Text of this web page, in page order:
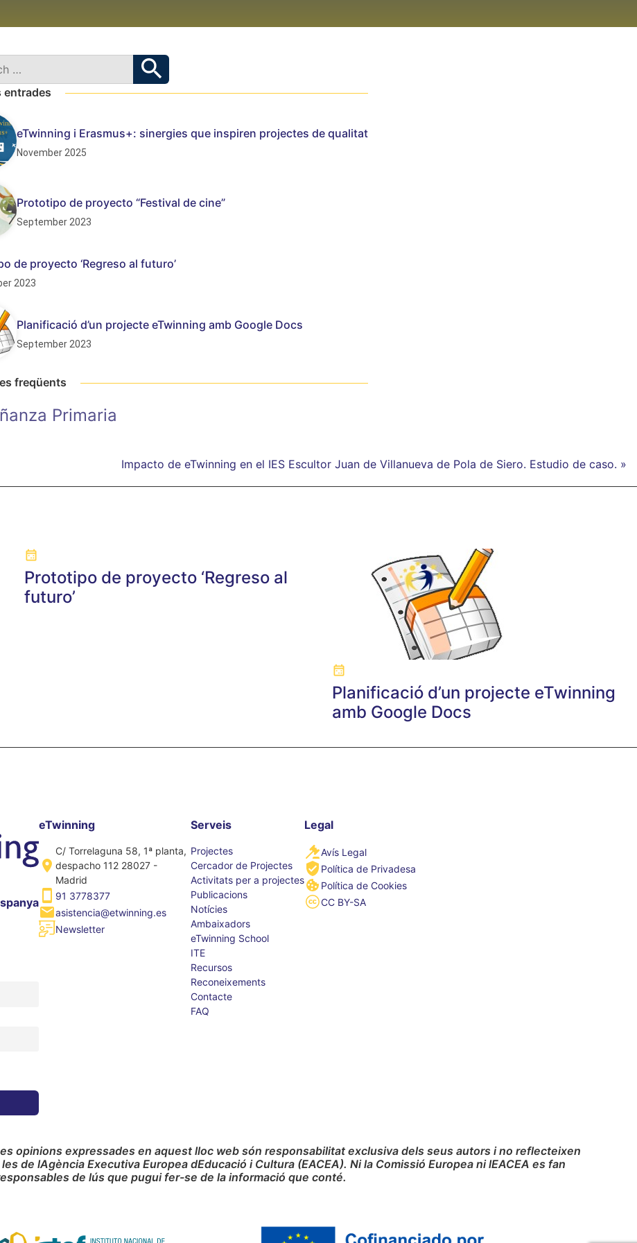
entrades
eTwinning i Erasmus+: sinergies que inspiren projectes de qualitat
November 2025
Prototipo de proyecto “Festival de cine”
September 2023
de proyecto ‘Regreso al futuro’
2023
Planificació d’un projecte eTwinning amb Google Docs
September 2023
freqüents
Primaria
Impacto de eTwinning en el IES Escultor Juan de Villanueva de Pola de Siero. Estudio de caso. »
Prototipo de proyecto ‘Regreso al
futuro’
Planificació d’un projecte eTwinning
amb Google Docs
eTwinning
C/ Torrelaguna 58, 1ª planta,
despacho 112 28027 -
Madrid
91 3778377
asistencia@etwinning.es
Newsletter
Serveis
Projectes
Cercador de Projectes
Activitats per a projectes
Publicacions
Notícies
Ambaixadors
eTwinning School
ITE
Recursos
Reconeixements
Contacte
FAQ
Legal
Avís Legal
Política de Privadesa
Política de Cookies
CC BY-SA
opinions expressades en aquest lloc web són responsabilitat exclusiva dels seus autors i no reflecteixen
de lAgència Executiva Europea dEducació i Cultura (EACEA). Ni la Comissió Europea ni lEACEA es fan
de lús que pugui fer-se de la informació que conté.